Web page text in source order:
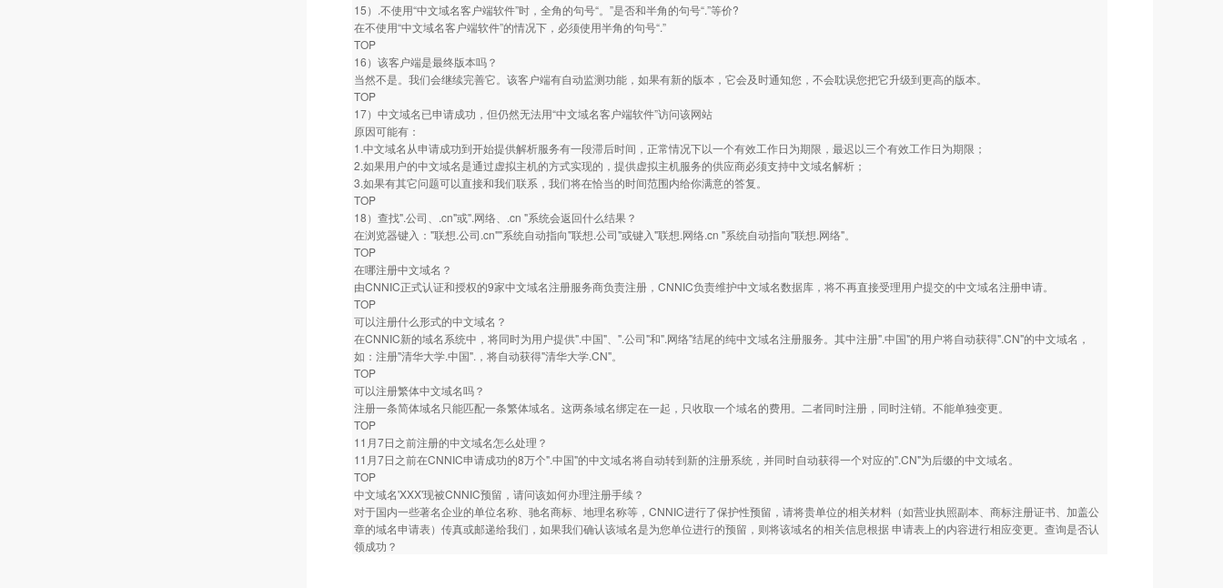
15）.不使用“中文域名客户端软件”时，全角的句号“。”是否和半角的句号“.”等价?
在不使用“中文域名客户端软件”的情况下，必须使用半角的句号“.”
TOP
16）该客户端是最终版本吗？
当然不是。我们会继续完善它。该客户端有自动监测功能，如果有新的版本，它会及时通知您，不会耽误您把它升级到更高的版本。
TOP
17）中文域名已申请成功，但仍然无法用“中文域名客户端软件”访问该网站
原因可能有：
1.中文域名从申请成功到开始提供解析服务有一段滞后时间，正常情况下以一个有效工作日为期限，最迟以三个有效工作日为期限；
2.如果用户的中文域名是通过虚拟主机的方式实现的，提供虚拟主机服务的供应商必须支持中文域名解析；
3.如果有其它问题可以直接和我们联系，我们将在恰当的时间范围内给你满意的答复。
TOP
18）查找".公司、.cn"或".网络、.cn "系统会返回什么结果？
在浏览器键入："联想.公司.cn""系统自动指向"联想.公司"或键入"联想.网络.cn "系统自动指向"联想.网络"。
TOP
在哪注册中文域名？
由CNNIC正式认证和授权的9家中文域名注册服务商负责注册，CNNIC负责维护中文域名数据库，将不再直接受理用户提交的中文域名注册申请。
TOP
可以注册什么形式的中文域名？
在CNNIC新的域名系统中，将同时为用户提供".中国"、".公司"和".网络"结尾的纯中文域名注册服务。其中注册".中国"的用户将自动获得".CN"的中文域名，
如：注册"清华大学.中国".，将自动获得"清华大学.CN"。
TOP
可以注册繁体中文域名吗？
注册一条简体域名只能匹配一条繁体域名。这两条域名绑定在一起，只收取一个域名的费用。二者同时注册，同时注销。不能单独变更。
TOP
11月7日之前注册的中文域名怎么处理？
11月7日之前在CNNIC申请成功的8万个".中国"的中文域名将自动转到新的注册系统，并同时自动获得一个对应的".CN"为后缀的中文域名。
TOP
中文域名'XXX'现被CNNIC预留，请问该如何办理注册手续？
对于国内一些著名企业的单位名称、驰名商标、地理名称等，CNNIC进行了保护性预留，请将贵单位的相关材料（如营业执照副本、商标注册证书、加盖公
章的域名申请表）传真或邮递给我们，如果我们确认该域名是为您单位进行的预留，则将该域名的相关信息根据 申请表上的内容进行相应变更。查询是否认
领成功？